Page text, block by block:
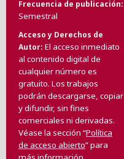
Frecuencia de publicación
Semestral
Acceso y Derechos de
Autor El acceso inmediato
al contenido digital de
cualquier número es
gratuito. Los trabajos
podrán descargarse, copiar
y difundir, sin fines
comerciales ni derivadas.
Véase la sección “Política
de acceso abierto” para